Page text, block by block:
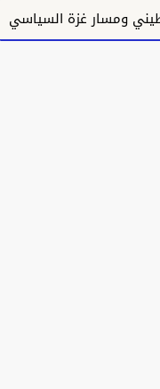
غزة السياسي